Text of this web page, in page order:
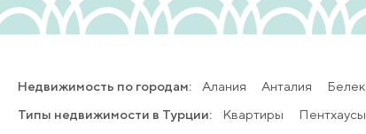
Недвижимость по городам: Алания Анталия Белек
Типы недвижимости в Турции:
Квартиры Пентхаусы